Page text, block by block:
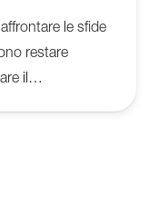
le sfide
restare
il…